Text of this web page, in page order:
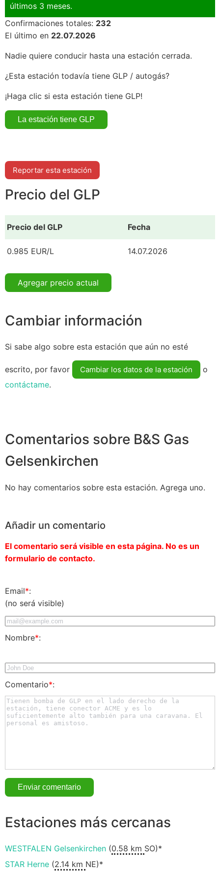
últimos 3 meses.
Confirmaciones totales: 232
El último en 22.07.2026
Nadie quiere conducir hasta una estación cerrada.
¿Esta estación todavía tiene GLP / autogás?
¡Haga clic si esta estación tiene GLP!
Reportar esta estación
Precio del GLP
Precio del GLP Fecha
0.985 EUR/L 14.07.2026
Agregar precio actual
Cambiar información
Si sabe algo sobre esta estación que aún no esté
escrito, por favor Cambiar los datos de la estación
o
contáctame.
Comentarios sobre B&S Gas
Gelsenkirchen
No hay comentarios sobre esta estación. Agrega uno.
Añadir un comentario
El comentario será visible en esta página. No es un
formulario de contacto.
Email*:
(no será visible)
Nombre*:
Comentario*:
Estaciones más cercanas
WESTFALEN Gelsenkirchen (0.58 km SO)*
STAR Herne (2.14 km NE)*